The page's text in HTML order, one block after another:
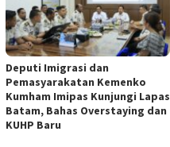
Deputi Imigrasi dan
Pemasyarakatan Kemenko
Kumham Imipas Kunjungi Lapas
Batam, Bahas Overstaying dan
KUHP Baru